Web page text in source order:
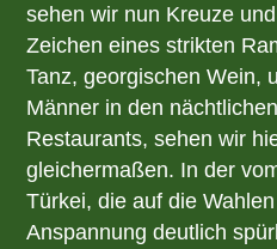
sehen wir nun Kreuze
Zeichen eines strikten
Tanz, georgischen Wein,
Männer in den
Restaurants, sehen wir
gleichermaßen. In der
Türkei, die auf die
Anspannung deutlich